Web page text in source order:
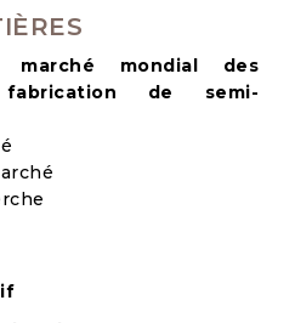
mondial des
de semi-